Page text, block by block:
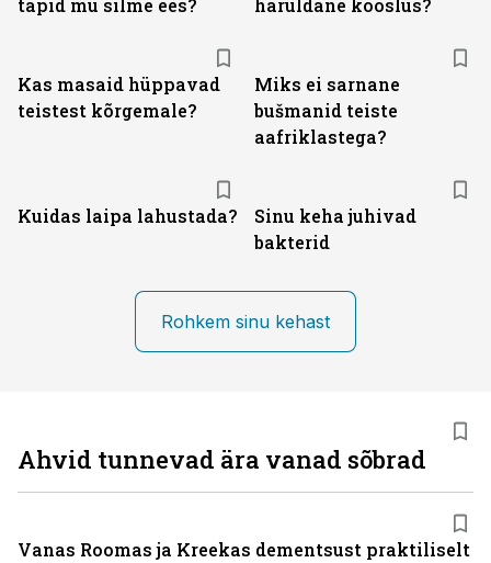
täpid mu silme ees? haruldane kooslus?
Kas masaid hüppavad
teistest kõrgemale?
Miks ei sarnane
bušmanid teiste
aafriklastega?
Kuidas laipa lahustada?
Sinu keha juhivad
bakterid
Rohkem sinu kehast
Ahvid tunnevad ära vanad sõbrad
Vanas Roomas ja Kreekas dementsust praktiliselt